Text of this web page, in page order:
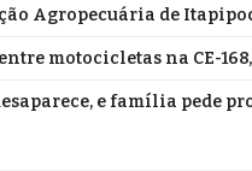
Agropecuária de
motocicletas na CE-
e família pede